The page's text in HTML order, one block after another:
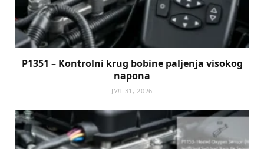
P1351 – Kontrolni krug bobine paljenja visokog
napona
ЈУЛ 31, 2026